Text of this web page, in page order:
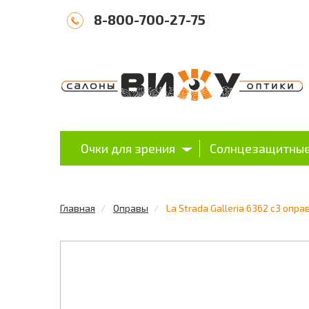
8-800-700-27-75
Очки для зрения
Главная Оправы La Strada Galleria 6362 c3